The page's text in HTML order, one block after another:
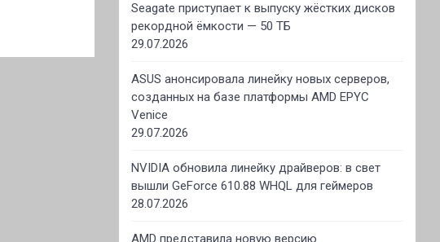
Seagate приступает к выпуску жёстких дисков
рекордной ёмкости — 50 ТБ
29.07.2026
ASUS анонсировала линейку новых серверов,
созданных на базе платформы AMD EPYC
Venice
29.07.2026
NVIDIA обновила линейку драйверов: в свет
вышли GeForce 610.88 WHQL для геймеров
28.07.2026
AMD представила новую версию